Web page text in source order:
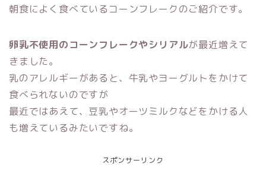
朝食によく食べているコーンフレークのご紹介です。
卵乳不使用のコーンフレークやシリアルが最近増えて
きました。
乳のアレルギーがあると、牛乳やヨーグルトをかけて
食べられないのですが
最近ではあえて、豆乳やオーツミルクなどをかける人
も増えているみたいですね。
スポンサーリンク